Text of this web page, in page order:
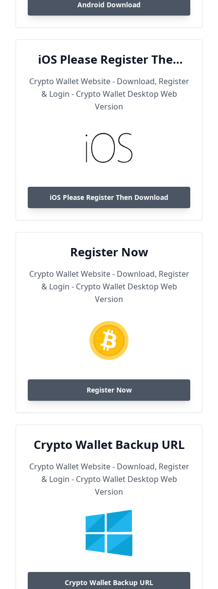
Android Download
iOS Please Register Then
Download
Crypto Wallet Website - Download, Register
& Login - Crypto Wallet Desktop Web
Version
iOS Please Register Then Download
Register Now
Crypto Wallet Website - Download, Register
& Login - Crypto Wallet Desktop Web
Version
Register Now
Crypto Wallet Backup URL
Crypto Wallet Website - Download, Register
& Login - Crypto Wallet Desktop Web
Version
Crypto Wallet Backup URL